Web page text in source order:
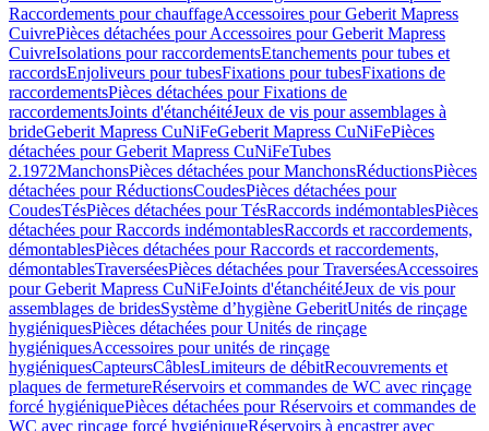
Raccordements pour chauffageAccessoires pour Geberit Mapress
CuivrePièces détachées pour Accessoires pour Geberit Mapress
CuivreIsolations pour raccordementsEtanchements pour tubes et
raccordsEnjoliveurs pour tubesFixations pour tubesFixations de
raccordementsPièces détachées pour Fixations de
raccordementsJoints d'étanchéitéJeux de vis pour assemblages à
brideGeberit Mapress CuNiFeGeberit Mapress CuNiFePièces
détachées pour Geberit Mapress CuNiFeTubes
2.1972ManchonsPièces détachées pour ManchonsRéductionsPièces
détachées pour RéductionsCoudesPièces détachées pour
CoudesTésPièces détachées pour TésRaccords indémontablesPièces
détachées pour Raccords indémontablesRaccords et raccordements,
démontablesPièces détachées pour Raccords et raccordements,
démontablesTraverséesPièces détachées pour TraverséesAccessoires
pour Geberit Mapress CuNiFeJoints d'étanchéitéJeux de vis pour
assemblages de bridesSystème d’hygiène GeberitUnités de rinçage
hygiéniquesPièces détachées pour Unités de rinçage
hygiéniquesAccessoires pour unités de rinçage
hygiéniquesCapteursCâblesLimiteurs de débitRecouvrements et
plaques de fermetureRéservoirs et commandes de WC avec rinçage
forcé hygiéniquePièces détachées pour Réservoirs et commandes de
WC avec rinçage forcé hygiéniqueRéservoirs à encastrer avec